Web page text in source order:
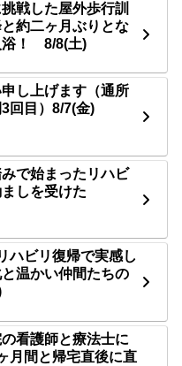
戦した屋外歩行訓
約二ヶ月ぶりとな
浴！ 8/8(土)
し上げます（通所
回目）8/7(金)
で始まったリハビ
ましを受けた
ハビリ復帰で実感し
温かい仲間たちの
看護師と療法士に
月間と帰宅直後に直